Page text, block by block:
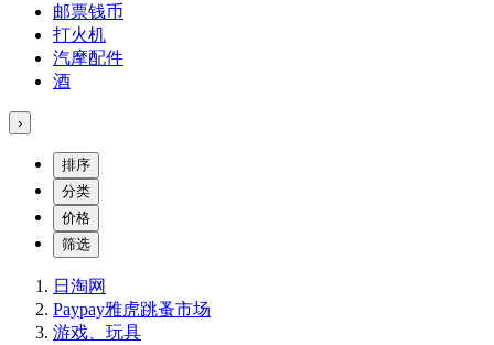
邮票钱币
打火机
汽摩配件
酒
›
排序
分类
价格
筛选
日淘网
Paypay雅虎跳蚤市场
游戏、玩具